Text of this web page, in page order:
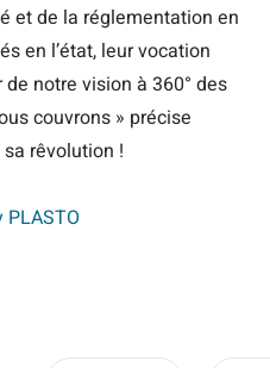
et de la réglementation en
en l’état, leur vocation
notre vision à 360° des
couvrons » précise
rêvolution !
PLASTO